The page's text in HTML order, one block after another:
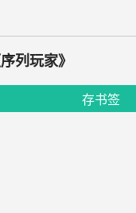
列玩家》
存书签